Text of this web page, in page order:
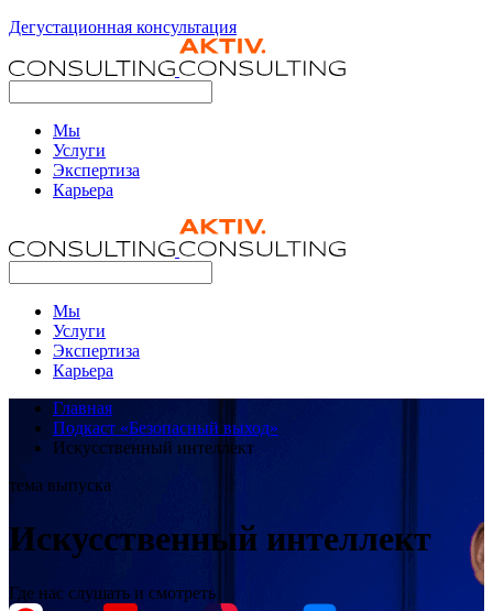
Дегустационная консультация
Мы
Услуги
Экспертиза
Карьера
Мы
Услуги
Экспертиза
Карьера
Главная
Подкаст «Безопасный выход»
Искусственный интеллект
тема выпуска
Искусственный интеллект
Где нас слушать и смотреть